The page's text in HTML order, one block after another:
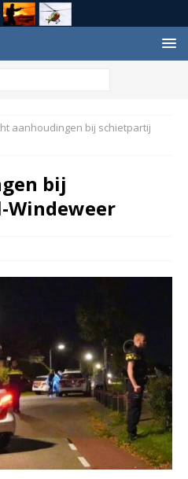
aanhoudingen bij schietpartij
bij